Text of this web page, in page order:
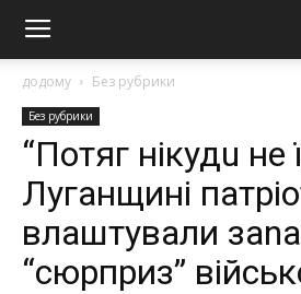
додому Без рубрики
Без рубрики
“Потяг нікудu не
Луганщині
влаштували
“сюрприз”